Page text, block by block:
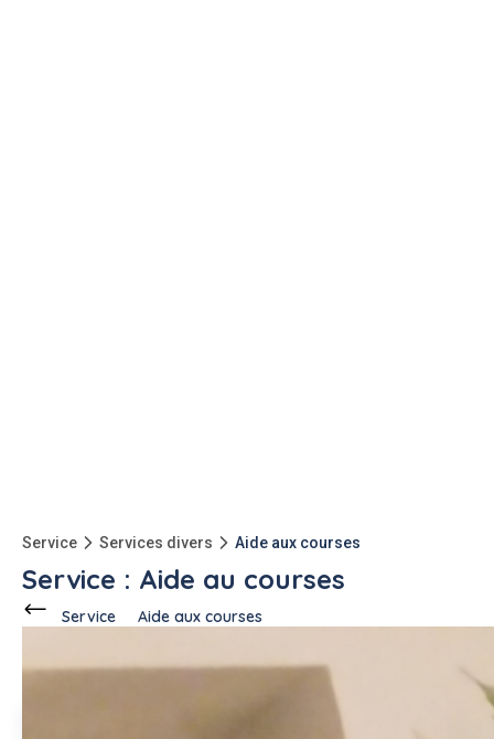
Service Services divers Aide aux courses
Service : Aide au courses
Service Aide aux courses